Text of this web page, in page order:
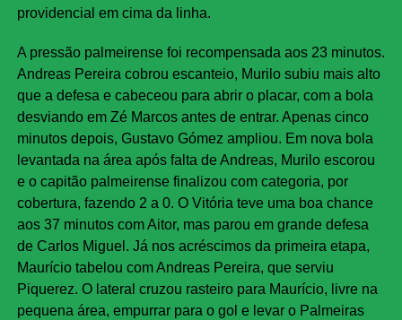
providencial em cima da linha.
A pressão palmeirense foi recompensada aos 23 minutos.
Andreas Pereira cobrou escanteio, Murilo subiu mais alto
que a defesa e cabeceou para abrir o placar, com a bola
desviando em Zé Marcos antes de entrar. Apenas cinco
minutos depois, Gustavo Gómez ampliou. Em nova bola
levantada na área após falta de Andreas, Murilo escorou
e o capitão palmeirense finalizou com categoria, por
cobertura, fazendo 2 a 0. O Vitória teve uma boa chance
aos 37 minutos com Aitor, mas parou em grande defesa
de Carlos Miguel. Já nos acréscimos da primeira etapa,
Maurício tabelou com Andreas Pereira, que serviu
Piquerez. O lateral cruzou rasteiro para Maurício, livre na
pequena área, empurrar para o gol e levar o Palmeiras